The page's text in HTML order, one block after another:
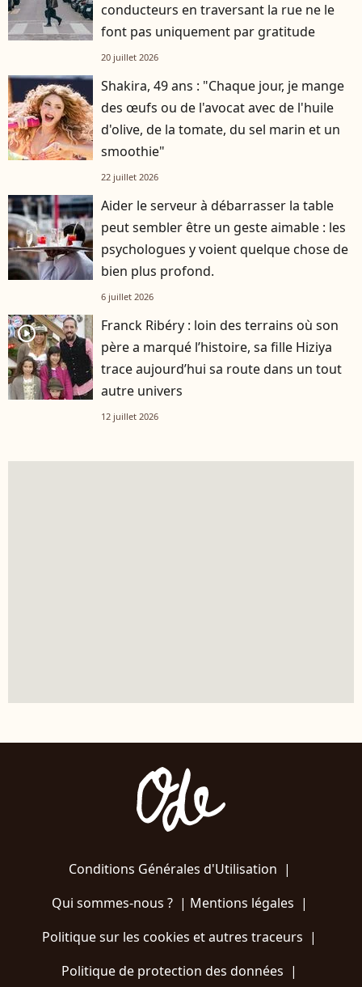
conducteurs en traversant la rue ne le
font pas uniquement par gratitude
20 juillet 2026
Shakira, 49 ans : "Chaque jour, je mange
des œufs ou de l'avocat avec de l'huile
d'olive, de la tomate, du sel marin et un
smoothie"
22 juillet 2026
Aider le serveur à débarrasser la table
peut sembler être un geste aimable : les
psychologues y voient quelque chose de
bien plus profond.
6 juillet 2026
player2
Franck Ribéry : loin des terrains où son
père a marqué l’histoire, sa fille Hiziya
trace aujourd’hui sa route dans un tout
autre univers
12 juillet 2026
Conditions Générales d'Utilisation |
Qui sommes-nous ?| Mentions légales |
Politique sur les cookies et autres traceurs |
Politique de protection des données |